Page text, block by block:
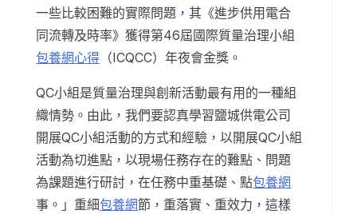
一些比較困難的實際問題，其《進步供用電合
同流轉及時率》獲得第46屆國際質量治理小組
包養網心得 （ICQCC）年夜會金獎。
QC小組是質量治理與創新活動最有用的一種組
織情勢。由此，我們要認真學習鹽城供電公司
開展QC小組活動的方式和經驗，以開展QC小組
活動為切進點，以現場任務存在的難點、問題
為課題進行研討，在任務中重基礎、點包養網
事。」重細包養網節，重落實、重效力，這樣